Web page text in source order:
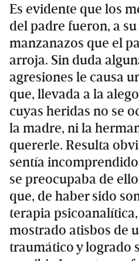
Es evidente que los
del padre fueron, a
manzanazos que el
arroja. Sin duda
agresiones le causa
que, llevada a la
cuyas heridas no se
la madre, ni la
quererle. Resulta
sentía
se preocupaba de
que, de haber sido
terapia
mostrado atisbos de
traumático y logrado